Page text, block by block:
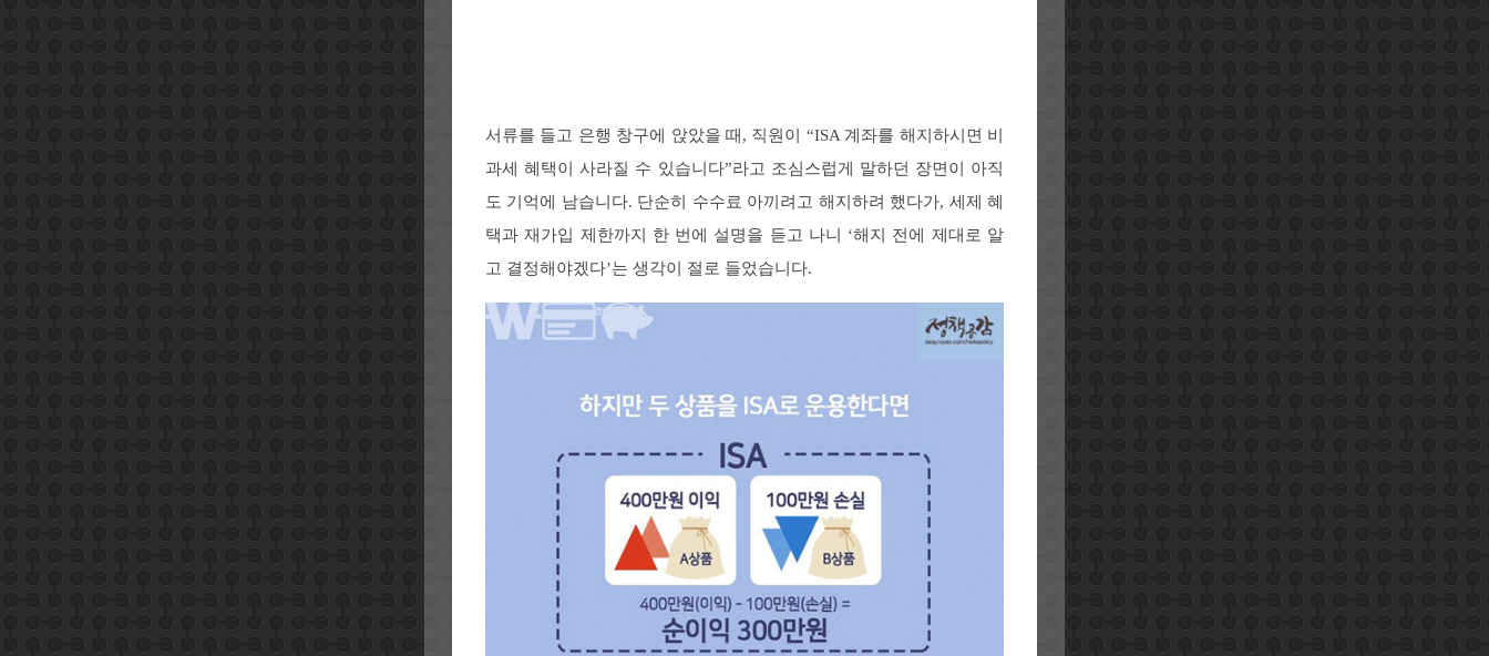
서류를 들고 은행 창구에 앉았을 때, 직원이 “ISA 계좌를 해지하시면 비
과세 혜택이 사라질 수 있습니다”라고 조심스럽게 말하던 장면이 아직
도 기억에 남습니다. 단순히 수수료 아끼려고 해지하려 했다가, 세제 혜
택과 재가입 제한까지 한 번에 설명을 듣고 나니 ‘해지 전에 제대로 알
고 결정해야겠다’는 생각이 절로 들었습니다.